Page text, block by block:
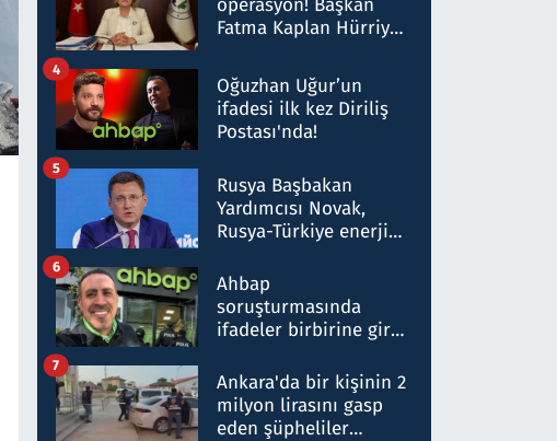
Fatma Kaplan Hürriyet
Oğuzhan Uğur’un
ifadesi ilk kez Diriliş
Postası'nda!
4
Rusya Başbakan
Yardımcısı Novak,
Rusya-Türkiye enerji
nitelikte olduğunu
belirtti
5
Ahbap
soruşturmasında
ifadeler birbirine girdi:
ifadelerinden ortaya
çıkan tablo şok etti
6
Ankara'da bir kişinin 2
milyon lirasını gasp
eden şüpheliler
7